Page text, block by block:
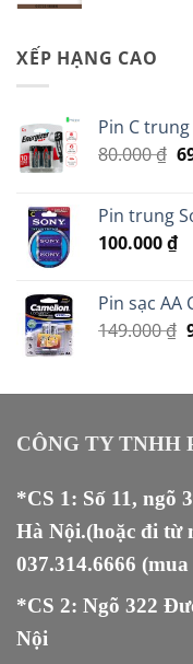
XẾP HẠNG CAO
Pin C
80.000₫
Pin trung
100.000₫
Pin sạc AA
149.000₫
CÔNG TY TNHH
*CS 1: Số 11, ngõ
Hà Nội.(hoặc đi từ
037.314.6666 (mua
*CS 2: Ngõ 322
Nội